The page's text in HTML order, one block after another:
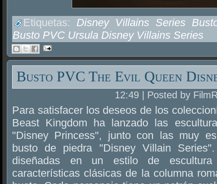
Etiquetas: Disney Villains Series
Busto PVC Ursula Disney Villains Series
Busto PVC The Evil Queen
12:49 | Posted by
Para satisfacer los deseos de los
Beast Kingdom ha lanzado las
"Disney Princess", junto con las muy
busto de piedra "Disney Villain
diseñadas en un estilo de
características clásicas de la columna